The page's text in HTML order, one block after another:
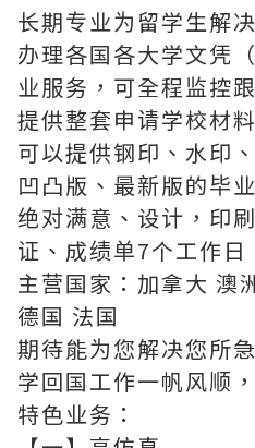
长期专业为留学生解
办理各国各大学文凭
业服务，可全程监控跟
提供整套申请学校材料
可以提供钢印、水印
凹凸版、最新版的毕
绝对满意、设计，印
证、成绩单7个工作日
主营国家：加拿大 澳
德国 法国
期待能为您解决您所
学回国工作一帆风顺
特色业务：